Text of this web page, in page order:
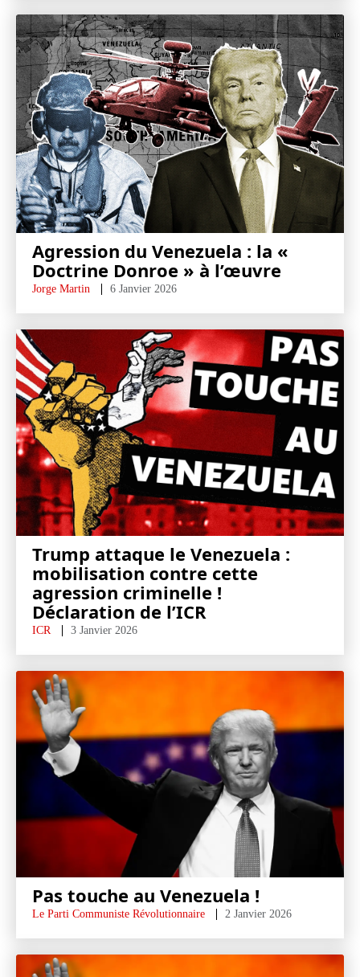
Agression du Venezuela : la «
Doctrine Donroe » à l’œuvre
Jorge Martin 6 Janvier 2026
Trump attaque le Venezuela :
mobilisation contre cette
agression criminelle !
Déclaration de l’ICR
ICR 3 Janvier 2026
Pas touche au Venezuela !
Le Parti Communiste Révolutionnaire 2 Janvier 2026